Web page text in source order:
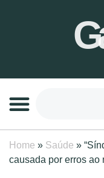
Home » Saúde »
causada por erros ao